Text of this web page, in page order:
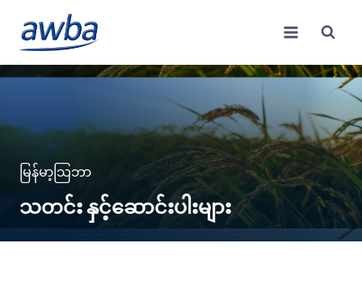
content
မြန်မာ့သြဘာ
သတင်း နှင့်ဆောင်းပါးများ